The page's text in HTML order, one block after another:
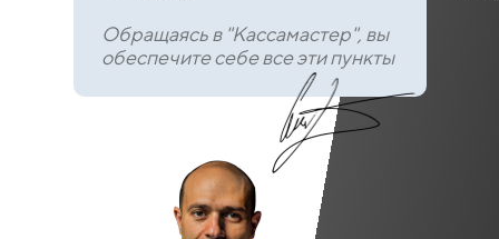
Обращаясь в "Кассамастер", вы
обеспечите себе все эти пункты